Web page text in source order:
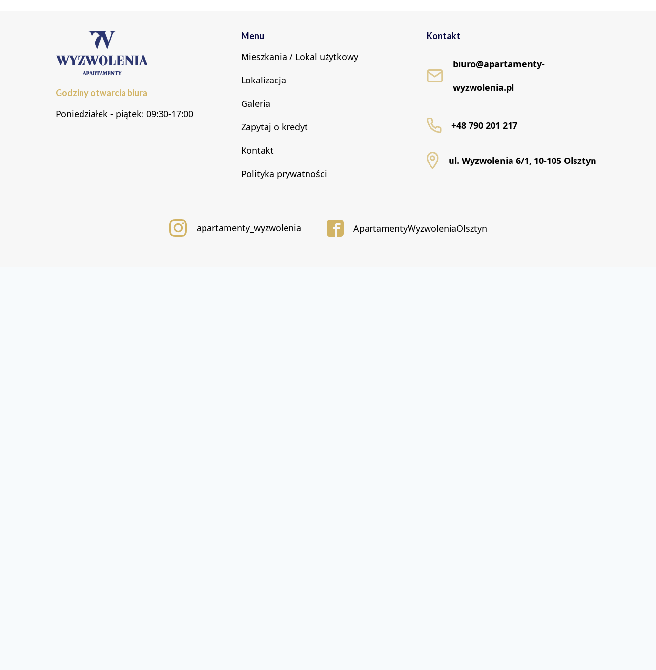
Godziny otwarcia biura
Poniedziałek - piątek: 09:30-17:00
Menu
Mieszkania / Lokal użytkowy
Lokalizacja
Galeria
Zapytaj o kredyt
Kontakt
Polityka prywatności
Kontakt
biuro@apartamenty-
wyzwolenia.pl
+48 790 201 217
ul. Wyzwolenia 6/1, 10-105 Olsztyn
apartamenty_wyzwolenia ApartamentyWyzwoleniaOlsztyn